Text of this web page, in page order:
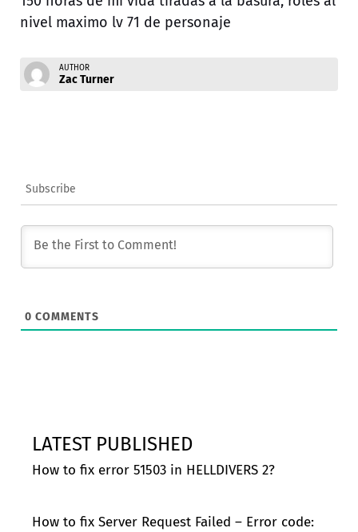
nivel maximo lv 71 de personaje
AUTHOR
Zac Turner
Subscribe
0 COMMENTS
LATEST PUBLISHED
How to fix error 51503 in HELLDIVERS 2?
How to fix Server Request Failed – Error code: